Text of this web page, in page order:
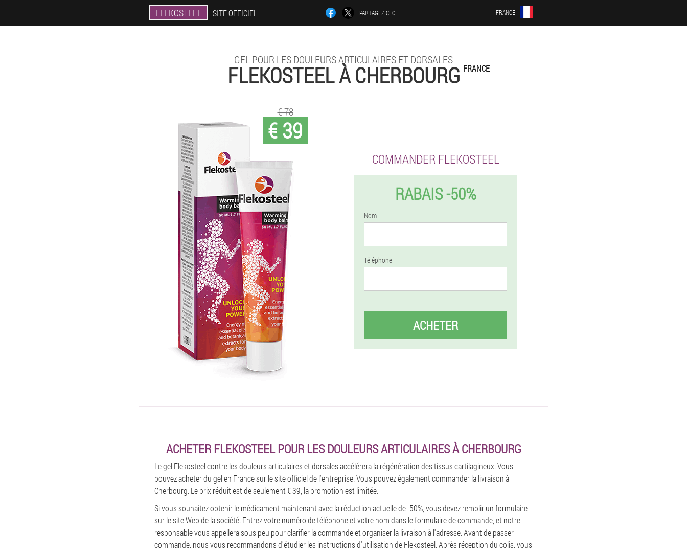
FLEKOSTEEL SITE OFFICIEL PARTAGEZ CECI FRANCE
GEL POUR LES DOULEURS ARTICULAIRES ET DORSALES
FLEKOSTEEL À CHERBOURG FRANCE
€ 39
€ 78
COMMANDER FLEKOSTEEL
RABAIS -50%
Nom
Téléphone
ACHETER
ACHETER FLEKOSTEEL POUR LES DOULEURS ARTICULAIRES À CHERBOURG
Le gel Flekosteel contre les douleurs articulaires et dorsales accélérera la régénération des tissus cartilagineux. Vous
pouvez acheter du gel en France sur le site officiel de l'entreprise. Vous pouvez également commander la livraison à
Cherbourg. Le prix réduit est de seulement € 39, la promotion est limitée.
Si vous souhaitez obtenir le médicament maintenant avec la réduction actuelle de -50%, vous devez remplir un formulaire
sur le site Web de la société. Entrez votre numéro de téléphone et votre nom dans le formulaire de commande, et notre
responsable vous appellera sous peu pour clarifier la commande et organiser la livraison à l'adresse. Avant de passer
commande, nous vous recommandons d'étudier les instructions d'utilisation de Flekosteel. Après réception du colis, vous